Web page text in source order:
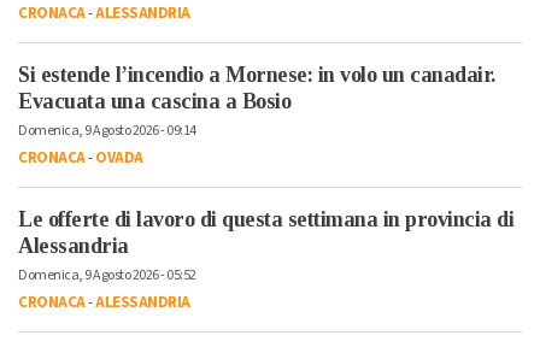
CRONACA-ALESSANDRIA
Si estende l’incendio a Mornese: in volo un canadair.
Evacuata una cascina a Bosio
Domenica, 9 Agosto 2026 - 09:14
CRONACA-OVADA
Le offerte di lavoro di questa settimana in provincia di
Alessandria
Domenica, 9 Agosto 2026 - 05:52
CRONACA-ALESSANDRIA